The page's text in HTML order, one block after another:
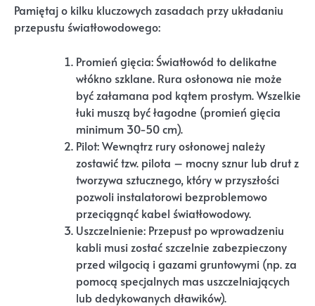
Pamiętaj o kilku kluczowych zasadach przy układaniu
przepustu światłowodowego:
Promień gięcia: Światłowód to delikatne
włókno szklane. Rura osłonowa nie może
być załamana pod kątem prostym. Wszelkie
łuki muszą być łagodne (promień gięcia
minimum 30-50 cm).
Pilot: Wewnątrz rury osłonowej należy
zostawić tzw. pilota – mocny sznur lub drut z
tworzywa sztucznego, który w przyszłości
pozwoli instalatorowi bezproblemowo
przeciągnąć kabel światłowodowy.
Uszczelnienie: Przepust po wprowadzeniu
kabli musi zostać szczelnie zabezpieczony
przed wilgocią i gazami gruntowymi (np. za
pomocą specjalnych mas uszczelniających
lub dedykowanych dławików).